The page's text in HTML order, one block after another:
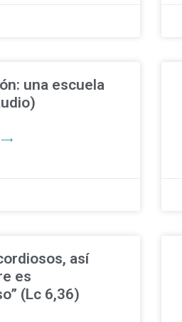
una escuela
⟶
así
es
(Lc 6,36)